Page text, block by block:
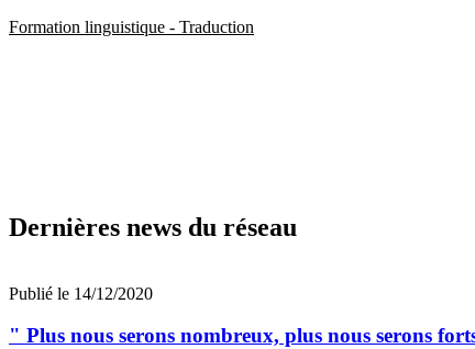
Formation linguistique - Traduction
Dernières news du réseau
Publié le 14/12/2020
" Plus nous serons nombreux, plus nous serons